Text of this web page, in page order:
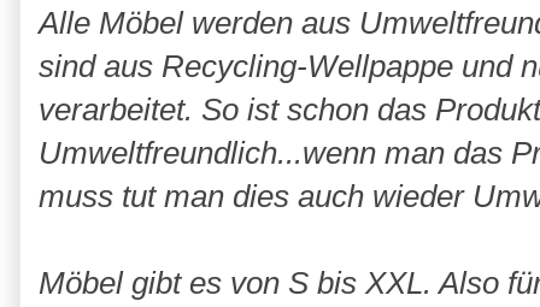
Alle Möbel werden aus
sind aus Recycling-Wellpappe und
verarbeitet. So ist schon das
Umweltfreundlich...wenn man das
muss tut man dies auch wieder
Möbel gibt es von S bis XXL. Also